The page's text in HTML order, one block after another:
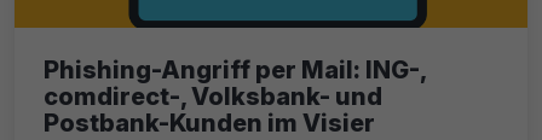
Phishing-Angriff per Mail: ING-,
comdirect-, Volksbank- und
Postbank-Kunden im Visier